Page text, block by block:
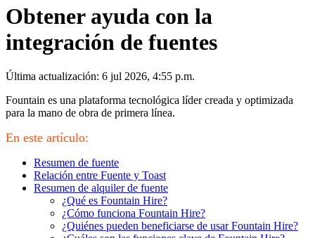
Obtener ayuda con la
integración de fuentes
Última actualización: 6 jul 2026, 4:55 p.m.
Fountain es una plataforma tecnológica líder creada y optimizada
para la mano de obra de primera línea.
En este artículo:
Resumen de fuente
Relación entre Fuente y Toast
Resumen de alquiler de fuente
¿Qué es Fountain Hire?
¿Cómo funciona Fountain Hire?
¿Quiénes pueden beneficiarse de usar Fountain Hire?